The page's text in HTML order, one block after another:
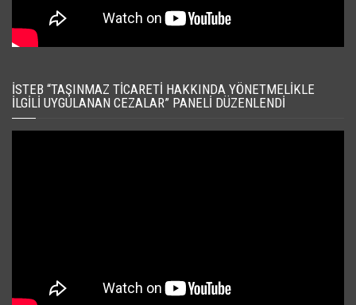
İSTEB “TAŞINMAZ TICARETI HAKKINDA YÖNETMELIKLE
İLGILI UYGULANAN CEZALAR” PANELI DÜZENLENDI